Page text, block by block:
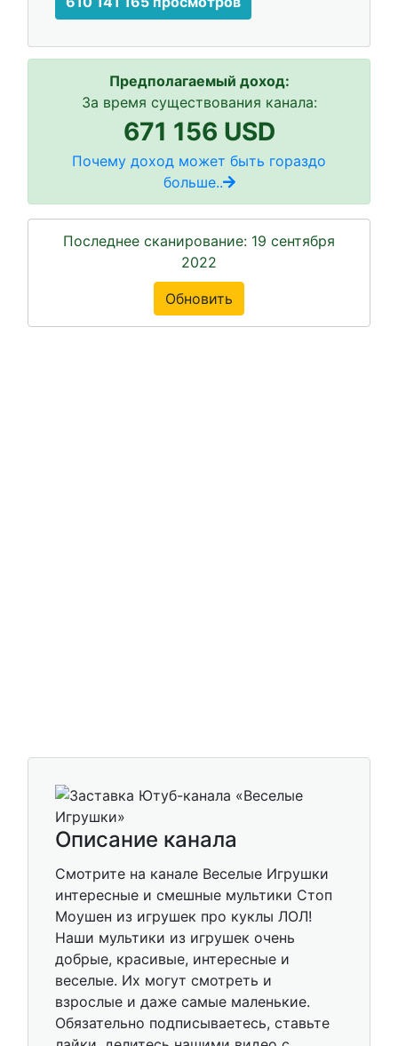
Предполагаемый доход:
За время существования канала:
671 156 USD
Почему доход может быть гораздо
больше..
Последнее сканирование: 19 сентября
2022
Обновить
Описание канала
Смотрите на канале Веселые Игрушки
интересные и смешные мультики Стоп
Моушен из игрушек про куклы ЛОЛ!
Наши мультики из игрушек очень
добрые, красивые, интересные и
веселые. Их могут смотреть и
взрослые и даже самые маленькие.
Обязательно подписываетесь, ставьте